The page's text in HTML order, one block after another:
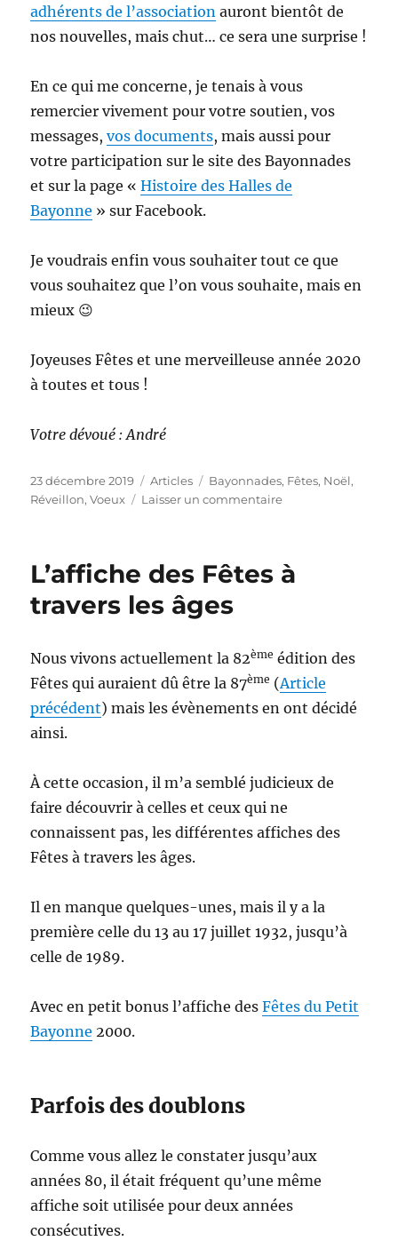
adhérents de l’association auront bientôt de
nos nouvelles, mais chut… ce sera une surprise !
En ce qui me concerne, je tenais à vous
remercier vivement pour votre soutien, vos
messages,vos documents, mais aussi pour
votre participation sur le site des Bayonnades
et sur la page «Histoire des Halles de
Bayonne » sur Facebook.
Je voudrais enfin vous souhaiter tout ce que
vous souhaitez que l’on vous souhaite, mais en
mieux 😉
Joyeuses Fêtes et une merveilleuse année 2020
à toutes et tous !
Votre dévoué : André
Publié
le
23 décembre 2019 Catégories
Articles Étiquettes
Bayonnades, Fêtes, Noël,
Réveillon,Voeux Laisser un commentairesur
toutes
L’affiche des Fêtes à
travers les âges
Nous vivons actuellement la 82ème édition des
Fêtes qui auraient dû être la 87ème (Article
précédent) mais les évènements en ont décidé
ainsi.
À cette occasion, il m’a semblé judicieux de
faire découvrir à celles et ceux qui ne
connaissent pas, les différentes affiches des
Fêtes à travers les âges.
Il en manque quelques-unes, mais il y a la
première celle du 13 au 17 juillet 1932, jusqu’à
celle de 1989.
Avec en petit bonus l’affiche desFêtes du Petit
Bayonne 2000.
Parfois des doublons
Comme vous allez le constater jusqu’aux
années 80, il était fréquent qu’une même
affiche soit utilisée pour deux années
consécutives.